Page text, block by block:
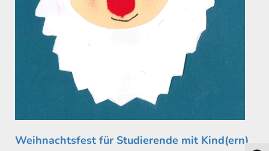
Weihnachtsfest für Studierende mit Kind(ern)